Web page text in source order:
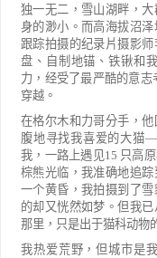
独一无二，雪山湖畔，大
身的渺小。而高海拔沼
跟踪拍摄的纪录片摄影
盘、自制地锚、铁锹和
力，经受了最严酷的意志
穿越。
在格尔木和力哥分手，
腹地寻找我喜爱的大猫
我，一路上遇见 15 只高
棕熊光临，我准确地追
一个黄昏，我拍摄到了
的却又恍然如梦。但我
那里，只是出于猫科动物
我热爱荒野，但城市是